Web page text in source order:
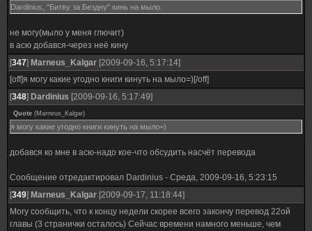
Dardinius, "Битву за Бездну" кинь на мыло.
не могу(мыло у меня глючит)
в асю добався-через неё кину
[347] Marneus_Kalgar [2009-09-16, 5:17:14]
[off]я могу какие угодно книги кинуть на мыло=)[/off]
[348] Dardinius [2009-09-16, 5:17:49]
Quote (Marneus_Kalgar)
я могу какие угодно книги кинуть на мыло=)
добався ко мне в асю-надо кое-что обсудить насчёт перевода
Сообщение отредактировал Dardinius - Среда, 2009-09-16, 5:23:15
[349] Marneus_Kalgar [2009-09-17, 11:18:44]
Могу сообщить, что к концу недели скорее всего закончу перевод 22ой
главы (3 странички осталось) Сейчас времени намного меньше, чем